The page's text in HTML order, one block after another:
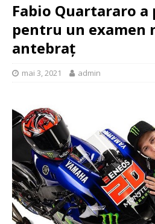
Fabio Quartararo a
pentru un examen
antebraț
mai 3, 2021 admin